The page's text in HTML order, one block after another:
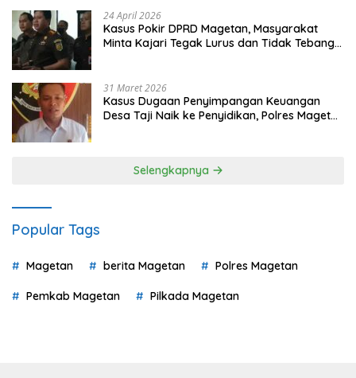
24 April 2026
Kasus Pokir DPRD Magetan, Masyarakat
Minta Kajari Tegak Lurus dan Tidak Tebang
31 Maret 2026
Kasus Dugaan Penyimpangan Keuangan
Desa Taji Naik ke Penyidikan, Polres Magetan
Selengkapnya
Popular Tags
Magetan berita Magetan Polres Magetan
Pemkab Magetan Pilkada Magetan